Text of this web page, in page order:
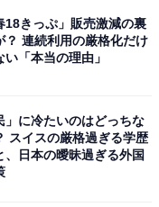
半数が「たまにあ
ています。
18きっぷ」販売激減の裏
？ 連続利用の厳格化だけ
い「本当の理由」
」に冷たいのはどっちな
スイスの厳格過ぎる学歴
、日本の曖昧過ぎる外国